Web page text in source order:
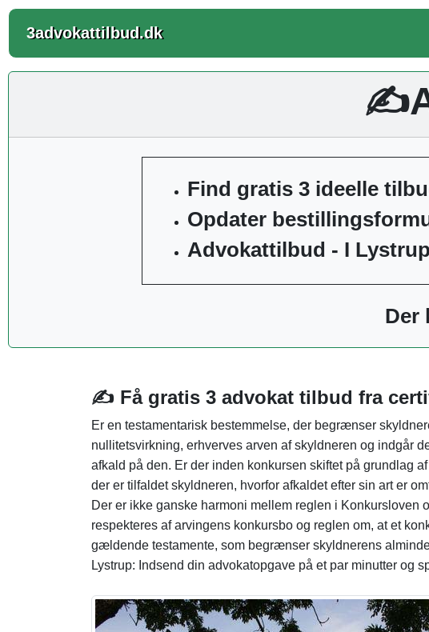
3advokattilbud.dk
Find gratis 3 ideelle
Opdater
Advokattilbud - I
Der
✍️ Få gratis 3 advokat tilbud fra
Er en testamentarisk bestemmelse, der begrænser
nullitetsvirkning, erhverves arven af skyldneren og indgår
afkald på den. Er der inden konkursen skiftet på grundlag
der er tilfaldet skyldneren, hvorfor afkaldet efter sin art er
Der er ikke ganske harmoni mellem reglen i
respekteres af arvingens konkursbo og reglen om, at et
gældende testamente, som begrænser skyldnerens
Lystrup: Indsend din advokatopgave på et par minutter og